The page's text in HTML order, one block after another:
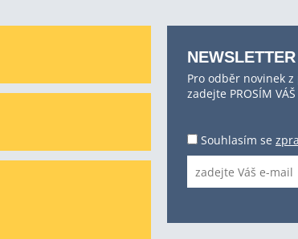
NEWSLETTER
Pro odběr novinek
zadejte PROSÍM
Souhlasím se